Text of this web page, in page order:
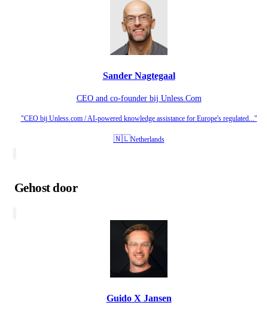
Sander Nagtegaal
CEO and co-founder bij Unless.Com
"CEO bij Unless.com / AI-powered knowledge assistance for Europe's regulated..."
🇳🇱Netherlands
Gehost door
Guido X Jansen